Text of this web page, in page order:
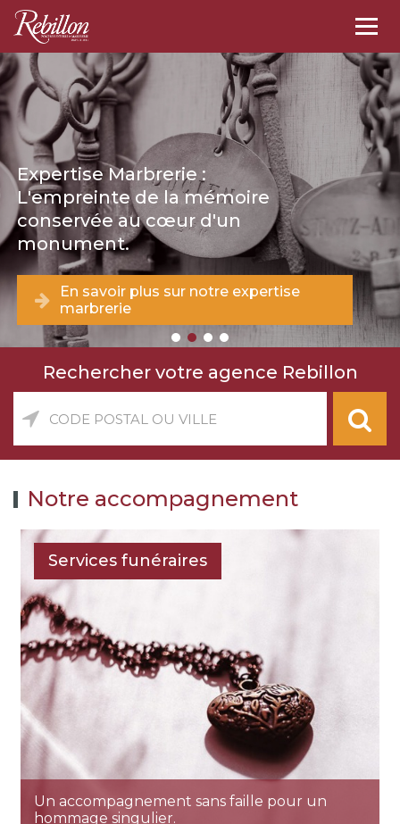
Expertise Marbrerie :
L'empreinte de la mémoire
conservée au cœur d'un
monument.
En savoir plus sur notre expertise
marbrerie
Rechercher votre agence Rebillon
postal
ville
Notre accompagnement
Services funéraires
Un accompagnement sans faille pour un
hommage singulier.